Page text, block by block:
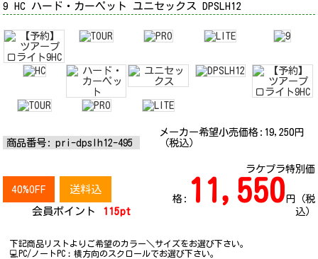
9 HC ハード・カーペット ユニセックス DPSLH12
商品番号: pri-dpslh12-495
メーカー希望小売価格: 19,250円
（税込）
40%OFF 送料込
会員ポイント 115pt
ラケプラ特別価
格: 11,550円（税
込）
下記商品リストよりご希望のカラー＼サイズをお選び下さい。
💻PC/ノートPC︰横方向のスクロールでお選び下さい。